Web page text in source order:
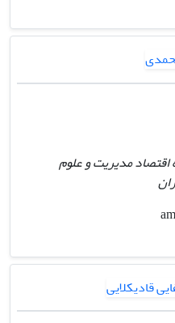
مدیریت و علوم